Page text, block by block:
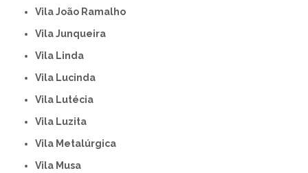
Vila João Ramalho
Vila Junqueira
Vila Linda
Vila Lucinda
Vila Lutécia
Vila Luzita
Vila Metalúrgica
Vila Musa